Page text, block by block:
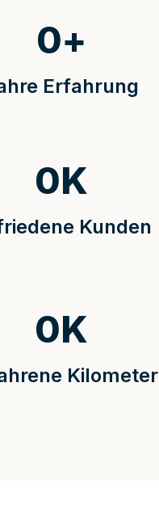
Erfahrung
0+
Kunden
0K
Kilometer
0K